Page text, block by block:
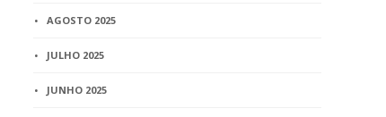
AGOSTO 2025
JULHO 2025
JUNHO 2025